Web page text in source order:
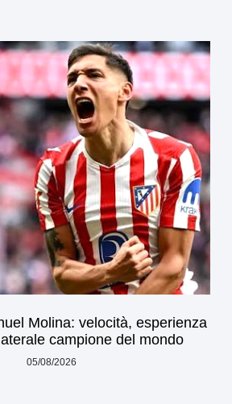
Molina: velocità, esperienza
campione del mondo
05/08/2026